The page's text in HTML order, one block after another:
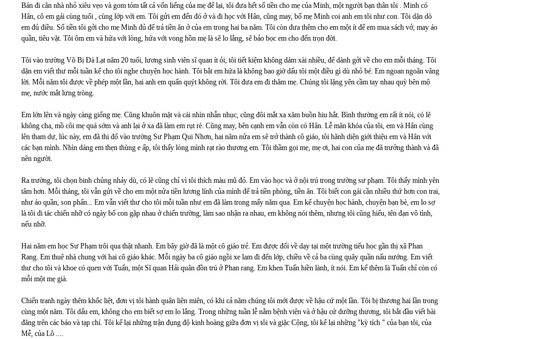
Bán đi căn nhà nhỏ xiêu vẹo và gom tóm tất cả vốn liếng của mẹ để lại, tôi đưa hết số tiền cho mẹ của Minh, một người bạn thân tôi . Minh có
Hân, cô em gái cùng tuổi , cùng lớp với em. Tôi gửi em đến đó ở và đi học với Hân, cũng may, bố mẹ Minh coi anh em tôi như con. Tôi dặn dò
em đủ điều. Số tiền tôi gởi cho mẹ Minh đủ để trả tiền ăn ở của em trong hai ba năm. Tôi còn đưa thêm cho em một ít để em mua sách vở, may áo
quần, tiêu vặt. Tôi ôm em và hứa với lòng, hứa với vong hồn mẹ là sẽ lo lắng, sẽ bảo bọc em cho đến trọn đời.
Tôi vào trường Võ Bị Đà Lạt năm 20 tuổi, lương sinh viên sĩ quan ít ỏi, tôi tiết kiệm không dám xài nhiều, để dành gởi về cho em mỗi tháng. Tôi
dặn em viết thư mỗi tuần kể cho tôi nghe chuyện học hành. Tôi bắt em hứa là không bao giờ dấu tôi một điều gì dù nhỏ bé. Em ngoan ngoãn vâng
lời. Mỗi năm tôi được về phép một lần, hai anh em quấn quýt không rời. Tôi đưa em đi thăm mẹ. Chúng tôi lặng yên cầm tay nhau quỳ bên mộ
mẹ, nước mắt lưng tròng.
Em lớn lên và ngày càng giống mẹ. Cũng khuôn mặt và cái nhìn nhẫn nhục, cũng đôi mắt xa xăm buồn hiu hắt. Bình thường em rất ít nói, có lẽ
không cha, mồ côi mẹ quá sớm và anh lại ở xa đã làm em rụt rè. Cũng may, bên cạnh em vẫn còn có Hân. Lễ mãn khóa của tôi, em và Hân cùng
lên tham dự, lúc này, em đã thi đổ vào trường Sư Phạm Qui Nhơn, hai năm nửa em sẽ trở thành cô giáo, tôi hãnh diện giới thiệu em và Hân với
các bạn mình. Nhìn dáng em thẹn thùng e ấp, tôi thấy lòng mình rạt rào thương em. Tôi thầm gọi mẹ, mẹ ơi, hai con của mẹ đã trưởng thành và đã
nên người.
Ra trường, tôi chọn binh chủng nhảy dù, có lẽ cũng chỉ vì tôi thích màu mũ đỏ. Em vào học và ở nội trú trong trường sư phạm. Tôi thấy mình yên
tâm hơn. Mỗi tháng, tôi vẫn gửi về cho em một nửa tiền lương lính của mình để trả tiền phòng, tiền ăn. Tôi biết con gái cần nhiều thứ hơn con trai,
như áo quần, son phấn... Em vẫn viết thư cho tôi mỗi tuần như em đã làm trong mấy năm qua. Em kể chuyện học hành, chuyện bạn bè, em lo sợ
là tôi đi tác chiến nhỡ có ngày bố con gặp nhau ở chiến trường, làm sao nhận ra nhau, em không nói thêm, nhưng tôi cũng hiểu, tên đạn vô tình,
nếu nhỡ.
Hai năm em học Sư Phạm trôi qua thật nhanh. Em bây giờ đã là một cô giáo trẻ. Em được đổi về dạy tại một trường tiểu học gần thị xã Phan
Rang. Em thuê nhà chung với hai cô giáo khác. Mỗi ngày ba cô giáo ngồi xe lam đi đến lớp, chiều về cả ba cùng quây quần nấu nướng. Em viết
thư cho tôi và khoe có quen với Tuấn, một Sĩ quan Hải quân đồn trú ở Phan rang. Em khen Tuấn hiền lành, ít nói. Em kể thêm là Tuấn chỉ còn có
mỗi một mẹ già.
Chiến tranh ngày thêm khốc liệt, đơn vị tôi hành quân liên miên, có khi cả năm chúng tôi mới được về hậu cứ một lần. Tôi bị thương hai lần trong
cùng một năm. Tôi dấu em, không cho em biết sợ em lo lắng. Trong những tuần lễ nằm bệnh viện và ở hậu cứ dưỡng thương, tôi bắt đầu viết bài
đăng trên các báo và tạp chí. Tôi kể lại những trận đụng độ kinh hoàng giữa đơn vị tôi và giặc Cộng, tôi kể lại những "kỳ tích " của bạn tôi, của
Mễ, của Lô ....